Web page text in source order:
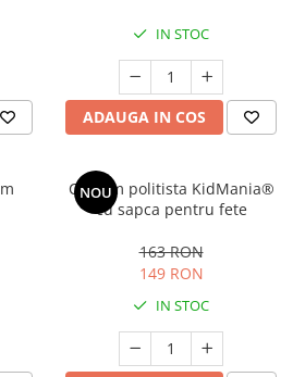
IN STOC
ADAUGA IN COS
NOU
Costum politista KidMania®
cu sapca pentru fete
163 RON
149 RON
IN STOC